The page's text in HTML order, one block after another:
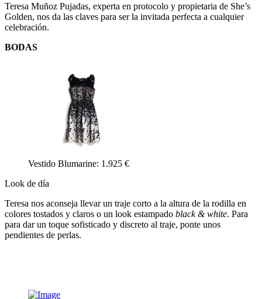
Teresa Muñoz Pujadas, experta en protocolo y propietaria de She’s
Golden, nos da las claves para ser la invitada perfecta a cualquier
celebración.
BODAS
Vestido Blumarine: 1.925 €
Look de día
Teresa nos aconseja llevar un traje corto a la altura de la rodilla en
colores tostados y claros o un look estampado black & white. Para
para dar un toque sofisticado y discreto al traje, ponte unos
pendientes de perlas.